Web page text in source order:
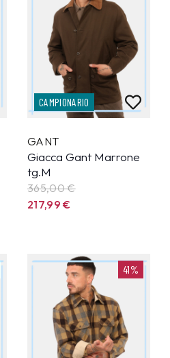
CAMPIONARIO
GANT
Giacca Gant Marrone
tg.M
365,00 €
217,99€
41%